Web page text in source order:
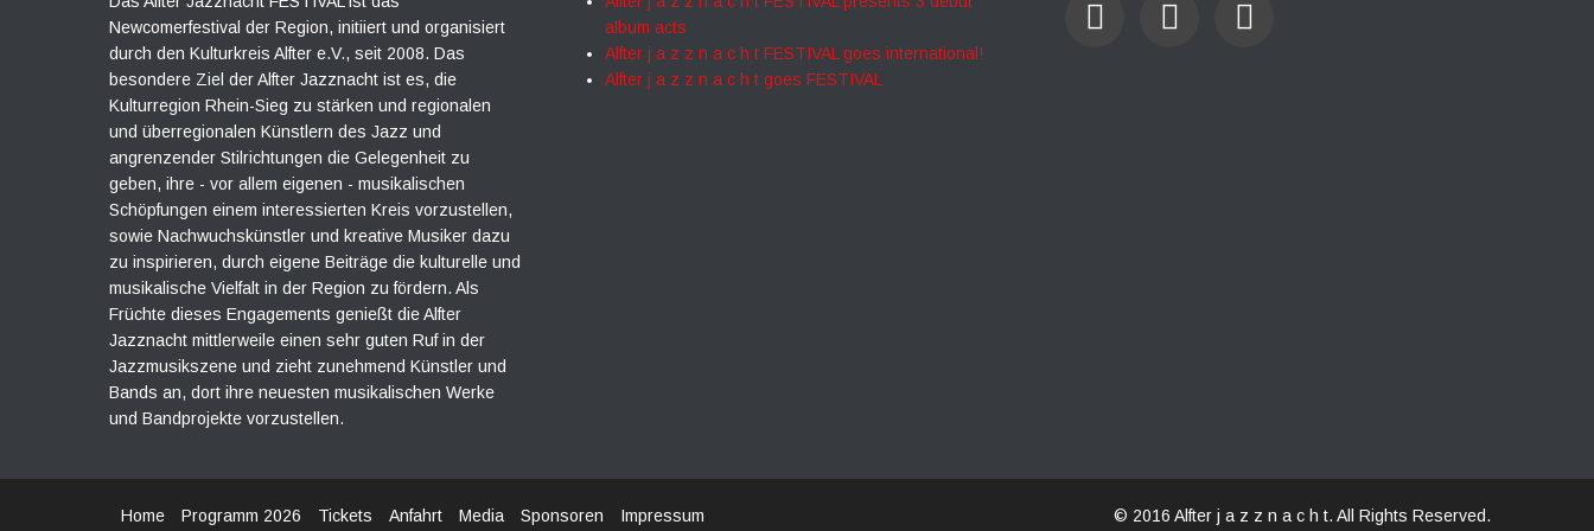
Newcomerfestival der Region, initiiert und organisiert
durch den Kulturkreis Alfter e.V., seit 2008. Das
besondere Ziel der Alfter Jazznacht ist es, die
Kulturregion Rhein-Sieg zu stärken und regionalen
und überregionalen Künstlern des Jazz und
angrenzender Stilrichtungen die Gelegenheit zu
geben, ihre - vor allem eigenen - musikalischen
Schöpfungen einem interessierten Kreis vorzustellen,
sowie Nachwuchskünstler und kreative Musiker dazu
zu inspirieren, durch eigene Beiträge die kulturelle und
musikalische Vielfalt in der Region zu fördern. Als
Früchte dieses Engagements genießt die Alfter
Jazznacht mittlerweile einen sehr guten Ruf in der
Jazzmusikszene und zieht zunehmend Künstler und
Bands an, dort ihre neuesten musikalischen Werke
und Bandprojekte vorzustellen.
album acts
Alfter j a z z n a c h t FESTIVAL goes international!
Alfter j a z z n a c h t goes FESTIVAL
Home Programm 2026 Tickets Anfahrt Media Sponsoren Impressum © 2016 Alfter j a z z n a c h t. All Rights Reserved.